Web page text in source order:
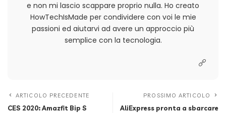
e non mi lascio scappare proprio nulla. Ho creato
HowTechIsMade per condividere con voi le mie
passioni ed aiutarvi ad avere un approccio più
semplice con la tecnologia.
ARTICOLO PRECEDENTE
CES 2020: Amazfit Bip S
PROSSIMO ARTICOLO
AliExpress pronta a sbarcare